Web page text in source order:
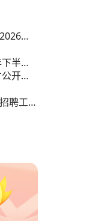
年
半年
开招
聘工作